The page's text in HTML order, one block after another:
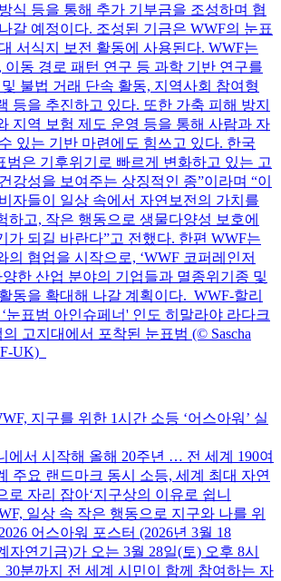
식 등을 통해 추가 기부금을 조성하며 협
갈 예정이다. 조성된 기금은 WWF의 눈표
서식지 보전 활동에 사용된다. WWF는
이동 경로 패턴 연구 등 과학 기반 연구를
불법 거래 단속 활동, 지역사회 참여형
등을 추진하고 있다. 또한 가축 피해 방지
지역 보험 제도 운영 등을 통해 사람과 자
있는 기반 마련에도 힘쓰고 있다. 한국
범은 기후위기로 빠르게 변화하고 있는 고
강성을 보여주는 상징적인 종”이라며 “이
자들이 일상 속에서 자연보전의 가치를
하고, 작은 행동으로 생물다양성 보호에
가 되길 바란다”고 전했다. 한편 WWF는
의 협업을 시작으로, ‘WWF 코퍼레인저
양한 산업 분야의 기업들과 멸종위기종 및
동을 확대해 나갈 계획이다. WWF-할리
눈표범 아인슈페너' 인도 히말라야 라다크
의 고지대에서 포착된 눈표범 (© Sascha
UK)
지구를 위한 1시간 소등 ‘어스아워’ 실
에서 시작해 올해 20주년 … 전 세계 190여
주요 랜드마크 동시 소등, 세계 최대 자연
로 자리 잡아‘지구상의 이유로 쉽니
일상 속 작은 행동으로 지구와 나를 위
어스아워 포스터 (2026년 3월 18
자연기금)가 오는 3월 28일(토) 오후 8시
30분까지 전 세계 시민이 함께 참여하는 자